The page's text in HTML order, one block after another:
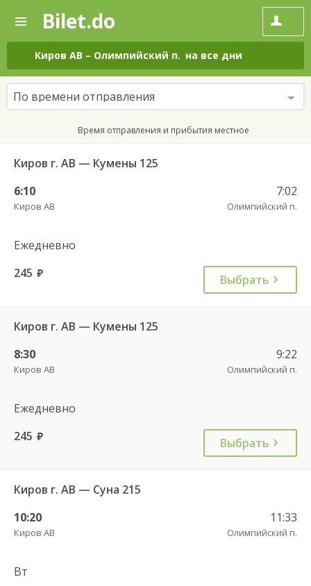
—
Поиск
и
покупка
билетов
на
автобус
онлайн
Bilet.do
Киров АВ – Олимпийский п. на все дни
По времени отправления
Время отправления и прибытия местное
Киров г. АВ — Кумены 125
6:10
Киров АВ
7:02
Олимпийский п.
Ежедневно
245 руб. Выбрать
Киров г. АВ — Кумены 125
8:30
Киров АВ
9:22
Олимпийский п.
Ежедневно
245 руб. Выбрать
Киров г. АВ — Суна 215
10:20
Киров АВ
11:33
Олимпийский п.
Вт